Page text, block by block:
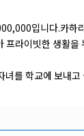
입니다.카하
라이빗한 생활을
를 학교에 보내